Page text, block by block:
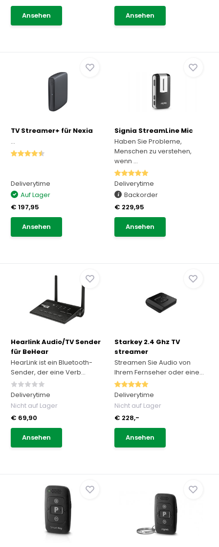
Ansehen Ansehen
TV Streamer+ für Nexia
...
Deliverytime
Auf Lager
€ 197,95
Ansehen
Signia StreamLine Mic
Haben Sie Probleme,
Menschen zu verstehen,
wenn ...
Deliverytime
Backorder
€ 229,95
Ansehen
Hearlink Audio/TV Sender
für BeHear
HearLink ist ein Bluetooth-
Sender, der eine Verb...
Deliverytime
Nicht auf Lager
€ 69,90
Ansehen
Starkey 2.4 Ghz TV
streamer
Streamen Sie Audio von
Ihrem Fernseher oder eine...
Deliverytime
Nicht auf Lager
€ 228,-
Ansehen